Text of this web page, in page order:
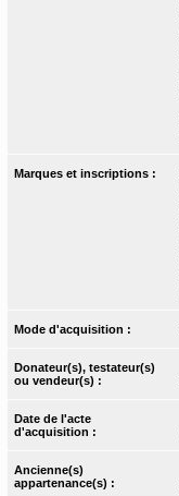
Marques et inscriptions :
Mode d'acquisition :
Donateur(s), testateur(s)
ou vendeur(s) :
Date de l'acte
d'acquisition :
Ancienne(s)
appartenance(s) :